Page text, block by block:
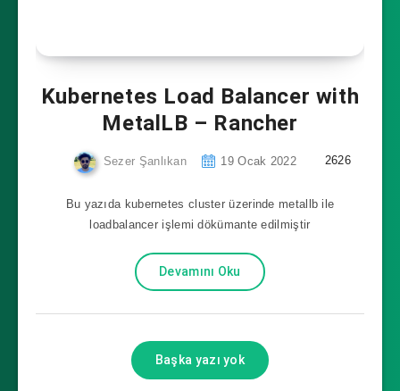
Kubernetes Load Balancer with
MetalLB – Rancher
Sezer Şanlıkan 19 Ocak 2022 2626
Bu yazıda kubernetes cluster üzerinde metallb ile
loadbalancer işlemi dökümante edilmiştir
Devamını Oku
Başka yazı yok